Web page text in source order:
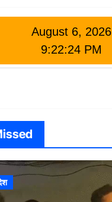
August 6, 2026
9:22:26 PM